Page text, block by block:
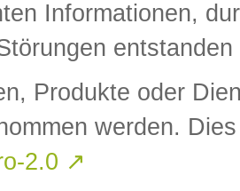
Informationen,
Produkte oder
werden.
2.0 ↗